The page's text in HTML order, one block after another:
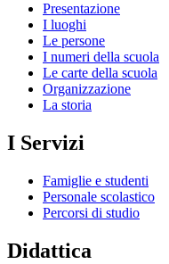
Presentazione
I luoghi
Le persone
I numeri della scuola
Le carte della scuola
Organizzazione
La storia
I Servizi
Famiglie e studenti
Personale scolastico
Percorsi di studio
Didattica